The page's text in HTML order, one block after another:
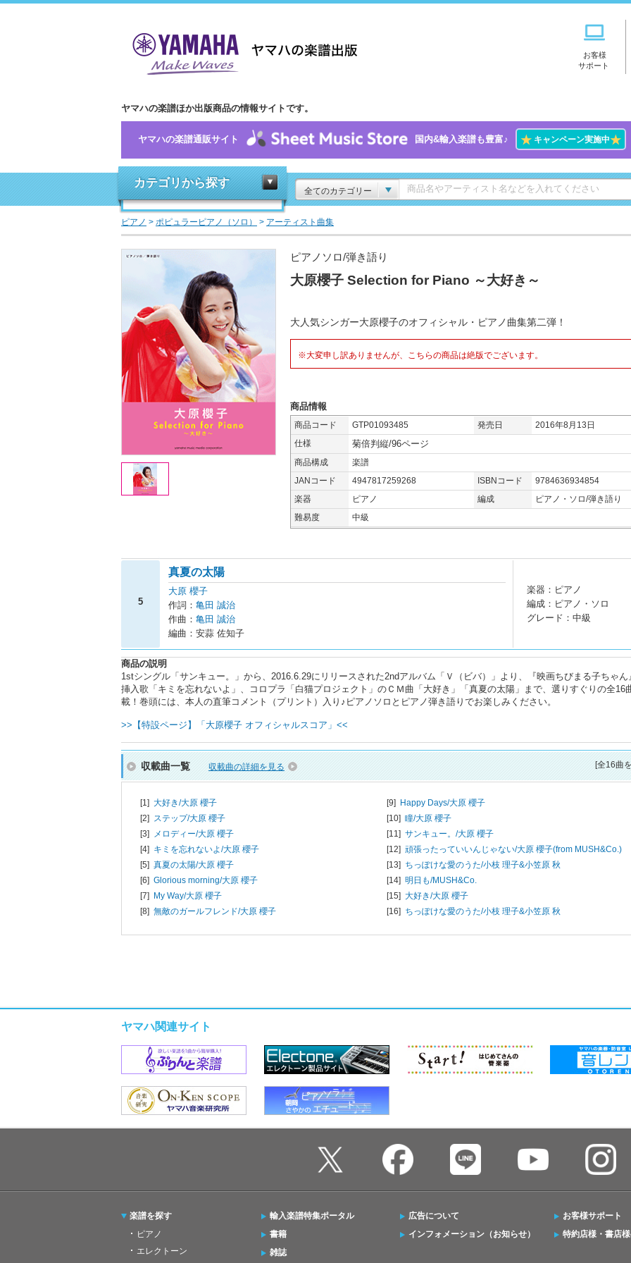
お客様
サポート
ヤマハの楽譜ほか出版商品の情報サイトです。
ヤマハの楽譜通販サイト 国内&輸入楽譜も豊富♪ ★キャンペーン実施中★
カテゴリから探す
全てのカテゴリー
ピアノ > ポピュラーピアノ（ソロ） > アーティスト曲集
ピアノソロ/弾き語り
大原櫻子 Selection for Piano ～大好き～
大人気シンガー大原櫻子のオフィシャル・ピアノ曲集第二弾！
※大変申し訳ありませんが、こちらの商品は絶版でございます。
商品情報
商品コード GTP01093485 発売日
2016年8月13日
仕様
菊倍判縦/96ページ
商品構成
楽譜
JANコード
4947817259268 ISBNコード
9784636934854
楽器
ピアノ 編成
ピアノ・ソロ/弾き語り
難易度
中級
5
真夏の太陽
大原 櫻子
作詞： 亀田 誠治
作曲： 亀田 誠治
編曲：安蒜 佐知子
楽器：ピアノ
編成：ピアノ・ソロ
グレード：中級
商品の説明
1stシングル「サンキュー。」から、2016.6.29にリリースされた2ndアルバム「Ｖ（ビバ）」より、『映画ちびまる子ちゃん
挿入歌「キミを忘れないよ」、コロプラ「白猫プロジェクト」のＣＭ曲「大好き」「真夏の太陽」まで、選りすぐりの全16
載！巻頭には、本人の直筆コメント（プリント）入り♪ピアノソロとピアノ弾き語りでお楽しみください。
>>【特設ページ】「大原櫻子 オフィシャルスコア」<<
収載曲一覧 収載曲の詳細を見る [全16曲
[1] 大好き/大原 櫻子
[2] ステップ/大原 櫻子
[3] メロディー/大原 櫻子
[4] キミを忘れないよ/大原 櫻子
[5] 真夏の太陽/大原 櫻子
[6] Glorious morning/大原 櫻子
[7] My Way/大原 櫻子
[8] 無敵のガールフレンド/大原 櫻子
[9] Happy Days/大原 櫻子
[10] 瞳/大原 櫻子
[11] サンキュー。/大原 櫻子
[12] 頑張ったっていいんじゃない/大原 櫻子(from MUSH&Co.)
[13] ちっぽけな愛のうた/小枝 理子&小笠原 秋
[14] 明日も/MUSH&Co.
[15] 大好き/大原 櫻子
[16] ちっぽけな愛のうた/小枝 理子&小笠原 秋
ヤマハ関連サイト
楽譜を探す
ピアノ
エレクトーン
輸入楽譜特集ポータル
書籍
雑誌
広告について
インフォメーション（お知らせ）
お客様サポート
特約店様・書店